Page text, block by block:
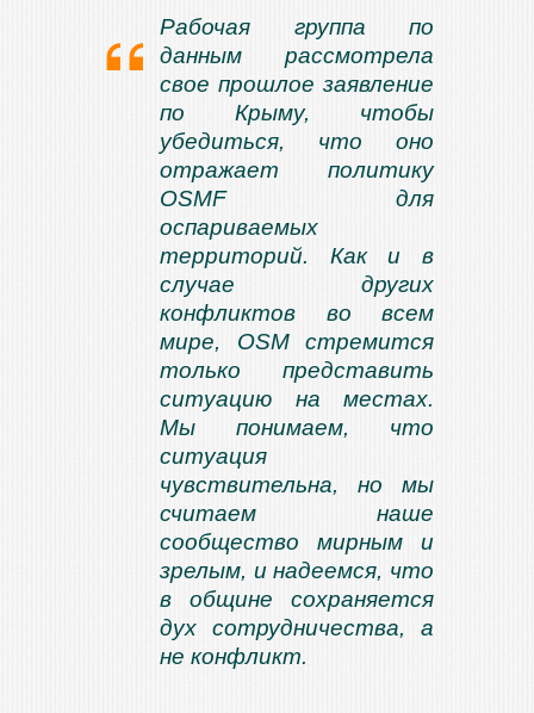
Рабочая группа по
данным рассмотрела
свое прошлое заявление
по Крыму, чтобы
убедиться, что оно
отражает политику
OSMF для
оспариваемых
территорий. Как и в
случае других
конфликтов во всем
мире, OSM стремится
только представить
ситуацию на местах.
Мы понимаем, что
ситуация
чувствительна, но мы
считаем наше
сообщество мирным и
зрелым, и надеемся, что
в общине сохраняется
дух сотрудничества, а
не конфликт.